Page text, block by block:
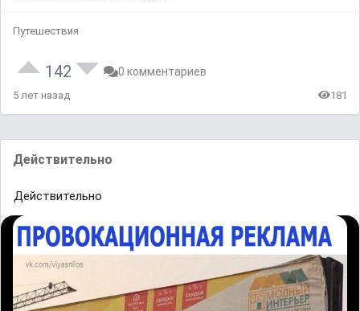
Путешествия
142 0 комментариев
5 лет назад 181
Действительно
Действительно